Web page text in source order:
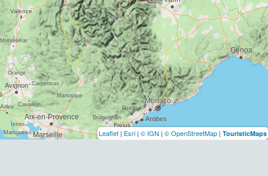
Leaflet | Esri | © IGN | © OpenStreetMap | TouristicMaps